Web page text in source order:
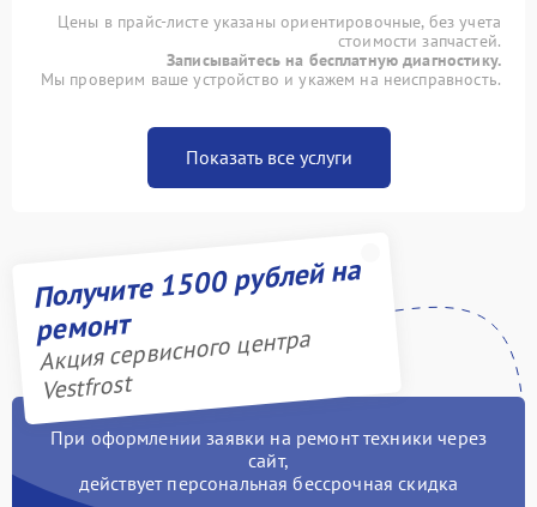
Цены в прайс-листе указаны ориентировочные, без учета
стоимости запчастей.
Записывайтесь на бесплатную диагностику.
Мы проверим ваше устройство и укажем на неисправность.
Показать все услуги
Получите 1500 рублей на
ремонт
Акция сервисного центра
Vestfrost
При оформлении заявки на ремонт техники через
сайт,
действует персональная бессрочная скидка